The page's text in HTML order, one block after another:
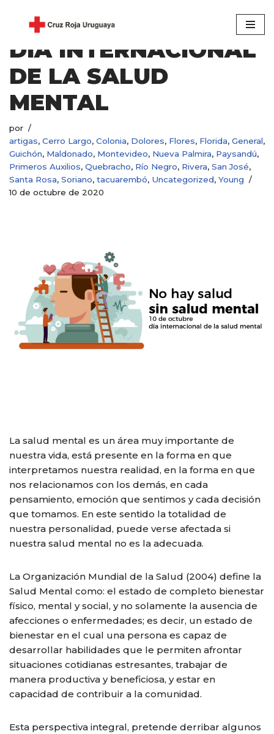
Saltar
al
DÍA INTERNACIONAL
DE LA SALUD
MENTAL
por
artigas, Cerro Largo, Colonia, Dolores, Flores, Florida, General,
Guichón, Maldonado, Montevideo, Nueva Palmira, Paysandú,
Primeros Auxilios, Quebracho, Río Negro, Rivera, San José,
Santa Rosa, Soriano, tacuarembó, Uncategorized, Young
10 de octubre de 2020
La salud mental es un área muy importante de
nuestra vida, está presente en la forma en que
interpretamos nuestra realidad, en la forma en que
nos relacionamos con los demás, en cada
pensamiento, emoción que sentimos y cada decisión
que tomamos. En este sentido la totalidad de
nuestra personalidad, puede verse afectada si
nuestra salud mental no es la adecuada.
La Organización Mundial de la Salud (2004) define la
Salud Mental como: el estado de completo bienestar
físico, mental y social, y no solamente la ausencia de
afecciones o enfermedades; es decir, un estado de
bienestar en el cual una persona es capaz de
desarrollar habilidades que le permiten afrontar
situaciones cotidianas estresantes, trabajar de
manera productiva y beneficiosa, y estar en
capacidad de contribuir a la comunidad.
Esta perspectiva integral, pretende derribar algunos